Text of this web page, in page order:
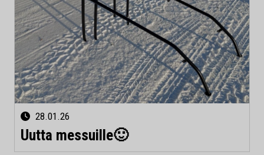
28.01.26
Uutta messuille🙂